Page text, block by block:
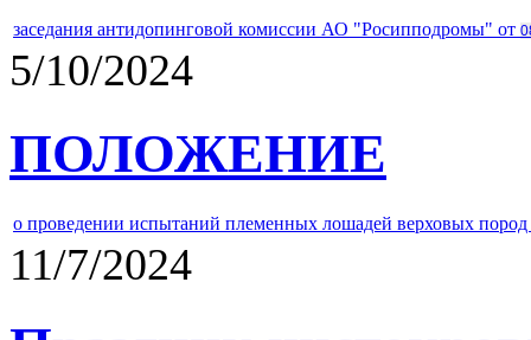
заседания антидопинговой комиссии АО "Росипподромы" от
5/10/2024
ПОЛОЖЕНИЕ
о проведении испытаний племенных лошадей верховых
11/7/2024